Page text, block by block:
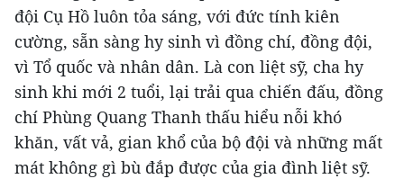
đội Cụ Hồ luôn tỏa sáng, với đức tính kiên
cường, sẵn sàng hy sinh vì đồng chí, đồng đội,
vì Tổ quốc và nhân dân. Là con liệt sỹ, cha hy
sinh khi mới 2 tuổi, lại trải qua chiến đấu, đồng
chí Phùng Quang Thanh thấu hiểu nỗi khó
khăn, vất vả, gian khổ của bộ đội và những mất
mát không gì bù đắp được của gia đình liệt sỹ.